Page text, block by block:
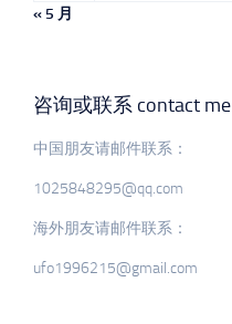
« 5 月
咨询或联系 contact me
中国朋友请邮件联系：
1025848295@qq.com
海外朋友请邮件联系：
ufo1996215@gmail.com